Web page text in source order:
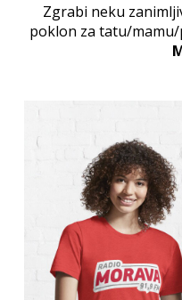
Zgrabi neku
poklon za tatu/